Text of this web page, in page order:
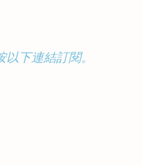
下連結訂閱。